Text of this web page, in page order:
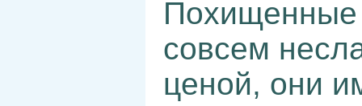
Похищенные
совсем
ценой, они